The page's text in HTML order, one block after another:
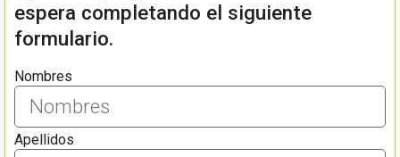
espera completando el siguiente
formulario.
Nombres
Apellidos